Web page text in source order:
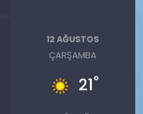
12 AĞUSTOS
ÇARŞAMBA
21°